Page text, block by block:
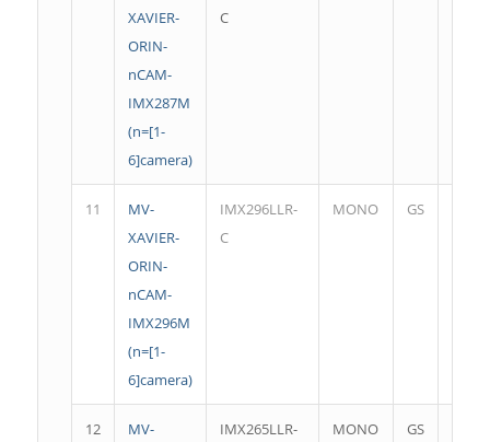
XAVIER-
ORIN-
nCAM-
IMX287M
(n=[1-
6]camera)
C
11
MV-
XAVIER-
ORIN-
nCAM-
IMX296M
(n=[1-
6]camera)
IMX296LLR-
C
MONO GS
12
MV-
IMX265LLR-
MONO GS